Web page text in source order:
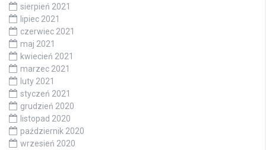
sierpień 2021
lipiec 2021
czerwiec 2021
maj 2021
kwiecień 2021
marzec 2021
luty 2021
styczeń 2021
grudzień 2020
listopad 2020
październik 2020
wrzesień 2020